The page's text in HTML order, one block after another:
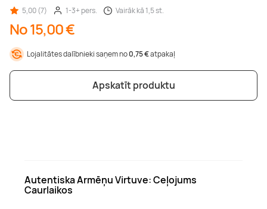
5,00 (7)
1-3+ pers. Vairāk kā 1,5 st.
No 15,00 €
Lojalitātes dalībnieki saņem no0,75 €atpakaļ
Apskatīt produktu
Autentiska Armēņu Virtuve: Ceļojums
Caurlaikos